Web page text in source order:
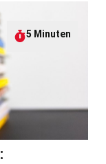
5 Minuten